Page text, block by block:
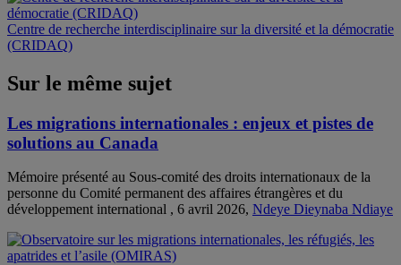
Centre de recherche interdisciplinaire sur la diversité et la démocratie
(CRIDAQ)
Sur le même sujet
Les migrations internationales : enjeux et pistes de
solutions au Canada
Mémoire présenté au Sous-comité des droits internationaux de la
personne du Comité permanent des affaires étrangères et du
développement international , 6 avril 2026, Ndeye Dieynaba Ndiaye